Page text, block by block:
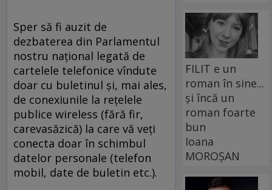
Sper să fi auzit de
dezbaterea din Parlamentul
nostru naţional legată de
cartelele telefonice vîndute
doar cu buletinul şi, mai ales,
de conexiunile la reţelele
publice wireless (fără fir,
carevasăzică) la care vă veţi
conecta doar în schimbul
datelor personale (telefon
mobil, date de buletin etc.).
FILIT e un
roman în sine...
și încă un
roman foarte
bun
Ioana
MOROȘAN